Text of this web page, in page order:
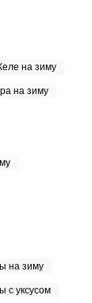
на зиму
на зиму
на зиму
с уксусом